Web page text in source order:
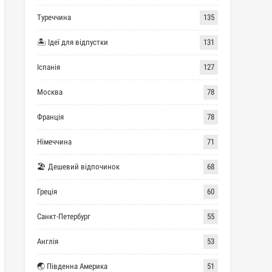
Туреччина 135
🏝 Ідеї для відпустки 131
Іспанія 127
Москва 78
Франція 78
Німеччина 71
🏖 Дешевий відпочинок 68
Греція 60
Санкт-Петербург 55
Англія 53
🌏 Південна Америка 51